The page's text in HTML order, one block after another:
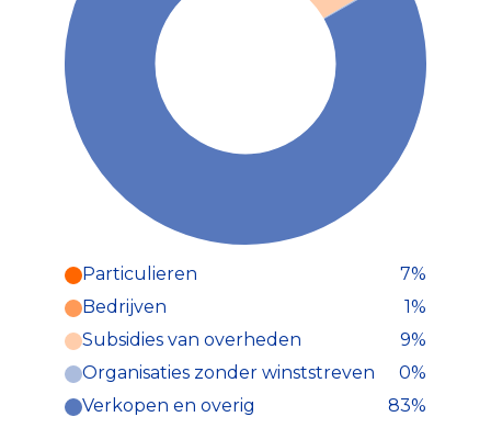
Particulieren (7%)
Deze inkomsten zijn als volgt
onderverdeeld:
Particulieren
7%
Bedrijven
1%
Subsidies van overheden
9%
Organisaties zonder winststreven
0%
Verkopen en overig
83%